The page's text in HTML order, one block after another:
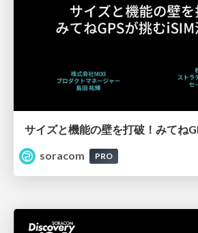
soracom
PRO